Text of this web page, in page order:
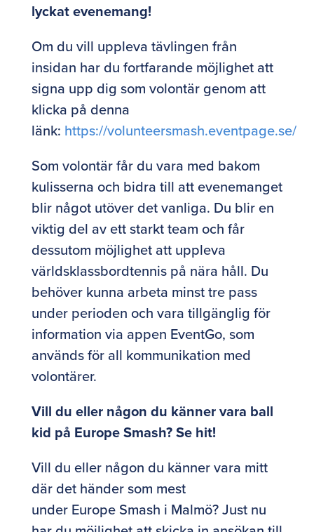
lyckat evenemang!
Om du vill uppleva tävlingen från
insidan har du fortfarande möjlighet att
signa upp dig som volontär genom att
klicka på denna
länk: https://volunteersmash.eventpage.se/
Som volontär får du vara med bakom
kulisserna och bidra till att evenemanget
blir något utöver det vanliga. Du blir en
viktig del av ett starkt team och får
dessutom möjlighet att uppleva
världsklassbordtennis på nära håll. Du
behöver kunna arbeta minst tre pass
under perioden och vara tillgänglig för
information via appen EventGo, som
används för all kommunikation med
volontärer.
Vill du eller någon du känner vara ball
kid på Europe Smash? Se hit!
Vill du eller någon du känner vara mitt
där det händer som mest
under Europe Smash i Malmö? Just nu